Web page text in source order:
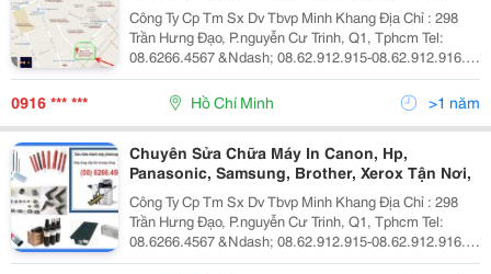
Công Ty Cp Tm Sx Dv Tbvp Minh Khang Địa Chỉ : 298
Trần Hưng Đạo, P.nguyễn Cư Trinh, Q1, Tphcm Tel:
08.6266.4567 &Ndash; 08.62.912.915-08.62.912.916.
Fax: 08.39.209.309 Website: Www.minhkhangjsc.com
0916 *** *** Hồ Chí Minh >1 năm
Chuyên Sửa Chữa Máy In Canon, Hp,
Panasonic, Samsung, Brother, Xerox Tận Nơi,
Công Ty Cp Tm Sx Dv Tbvp Minh Khang Địa Chỉ : 298
Trần Hưng Đạo, P.nguyễn Cư Trinh, Q1, Tphcm Tel:
08.6266.4567 &Ndash; 08.62.912.915-08.62.912.916.
Fax: 08.39.209.309 Website: Www.minhkhangjsc.com